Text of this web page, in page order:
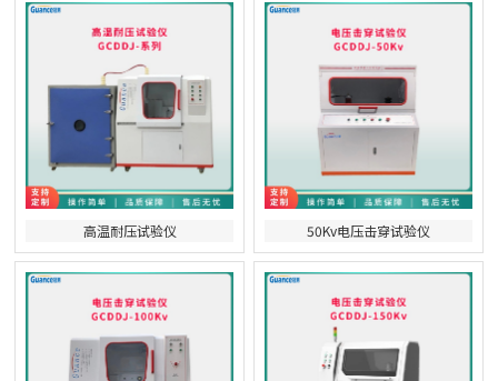
高温耐压试验仪 50Kv电压击穿试验仪